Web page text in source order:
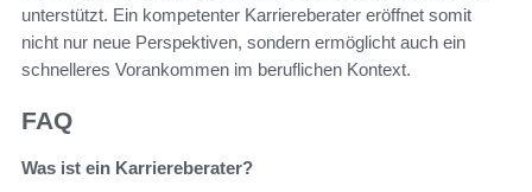
unterstützt. Ein kompetenter Karriereberater eröffnet somit
nicht nur neue Perspektiven, sondern ermöglicht auch ein
schnelleres Vorankommen im beruflichen Kontext.
FAQ
Was ist ein Karriereberater?